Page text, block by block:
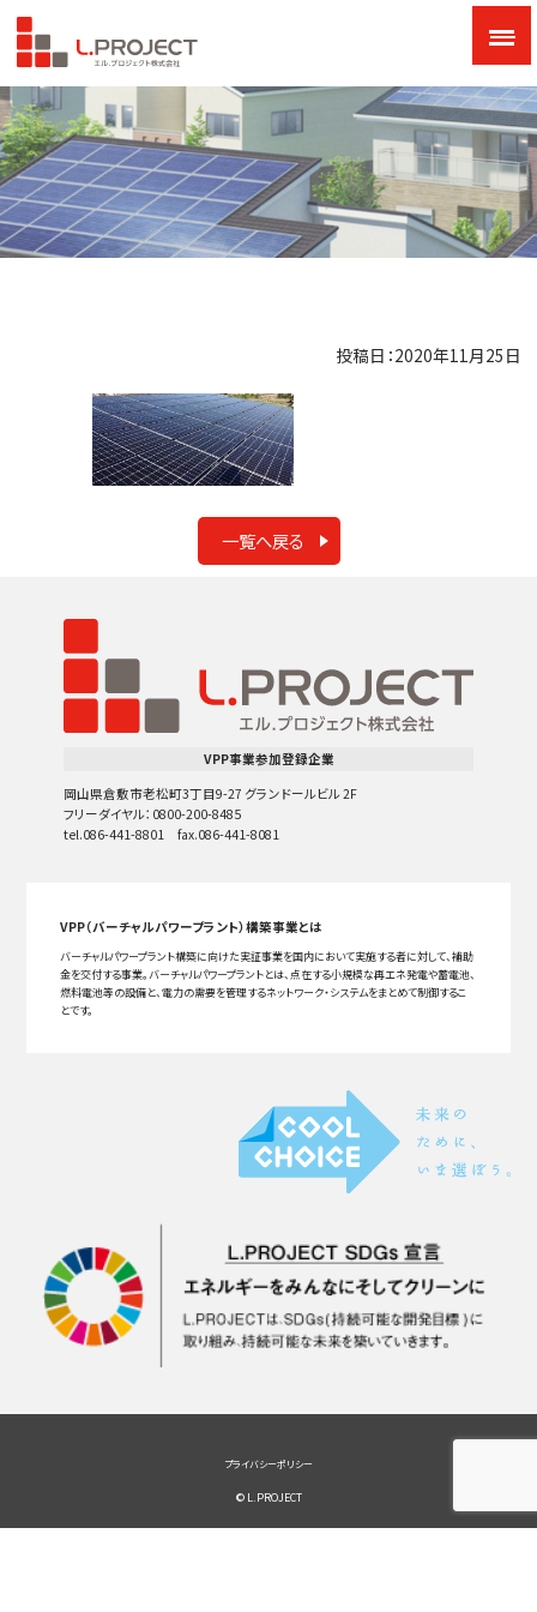
投稿日：2020年11月25日
一覧へ戻る
VPP事業参加登録企業
岡山県倉敷市老松町3丁目9-27 グランドールビル 2F
フリーダイヤル：0800-200-8485
tel.086-441-8801 fax.086-441-8081
VPP（バーチャルパワープラント）構築事業とは
バーチャルパワープラント構築に向けた実証事業を国内において実施する者に対して、補助
金を交付する事業。バーチャルパワープラントとは、点在する小規模な再エネ発電や蓄電池、
燃料電池等の設備と、電力の需要を管理するネットワーク・システムをまとめて制御するこ
とです。
プライバシーポリシー
© L.PROJECT